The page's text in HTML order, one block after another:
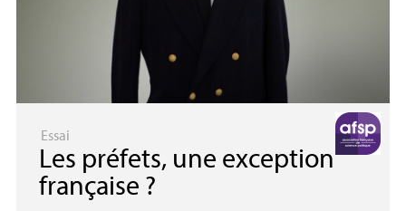
Essai
Les préfets, une exception
française ?